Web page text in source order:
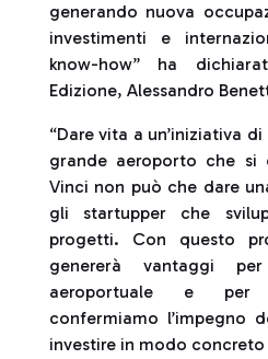
generando nuova
investimenti e
know-how” ha
Edizione, Alessandro
“Dare vita a un’iniziativa
grande aeroporto che si
Vinci non può che dare
gli startupper che
progetti. Con questo
genererà vantaggi
aeroportuale e per
confermiamo l’impegno
investire in modo